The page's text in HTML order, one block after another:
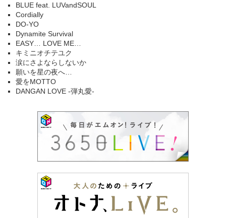
BLUE feat. LUVandSOUL
Cordially
DO-YO
Dynamite Survival
EASY… LOVE ME…
キミニオチテユク
涙にさよならしないか
願いを星の夜へ…
愛をMOTTO
DANGAN LOVE -弾丸愛-